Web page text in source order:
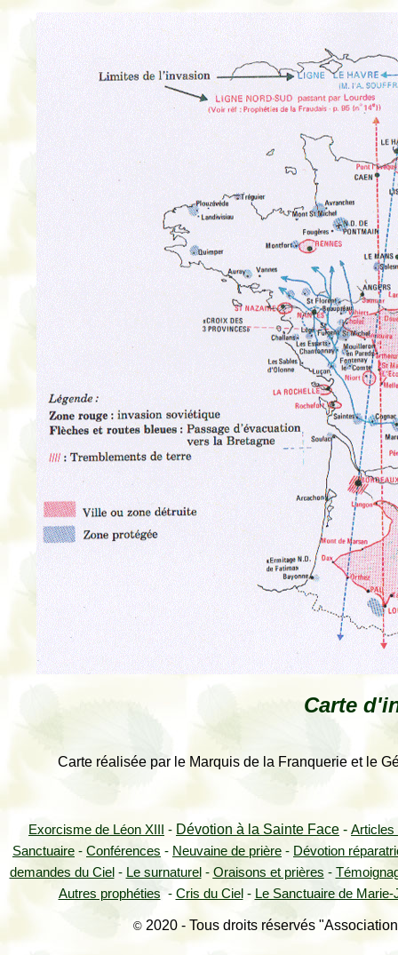
Carte
Carte réalisée par le Marquis de la Franquerie et le
Exorcisme de Léon XIII - Dévotion à la Sainte Face - Articles
Sanctuaire - Conférences - Neuvaine de prière - Dévotion
demandes du Ciel - Le surnaturel - Oraisons et prières -
Autres prophéties - Cris du Ciel - Le Sanctuaire de Marie-
© 2020 - Tous droits réservés